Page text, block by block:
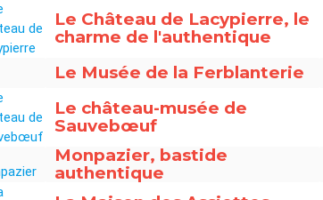
Le Château de Lacypierre, le
charme de l'authentique
Le Musée de la Ferblanterie
Le château-musée de
Sauvebœuf
Monpazier, bastide
authentique